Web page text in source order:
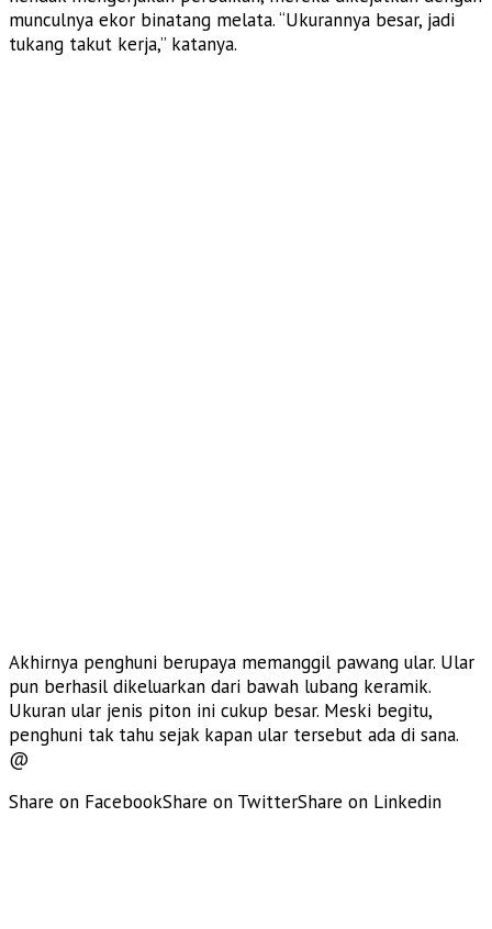
munculnya ekor binatang melata. “Ukurannya besar, jadi
tukang takut kerja,” katanya.
Akhirnya penghuni berupaya memanggil pawang ular. Ular
pun berhasil dikeluarkan dari bawah lubang keramik.
Ukuran ular jenis piton ini cukup besar. Meski begitu,
penghuni tak tahu sejak kapan ular tersebut ada di sana.
@
Share on FacebookShare on TwitterShare on Linkedin